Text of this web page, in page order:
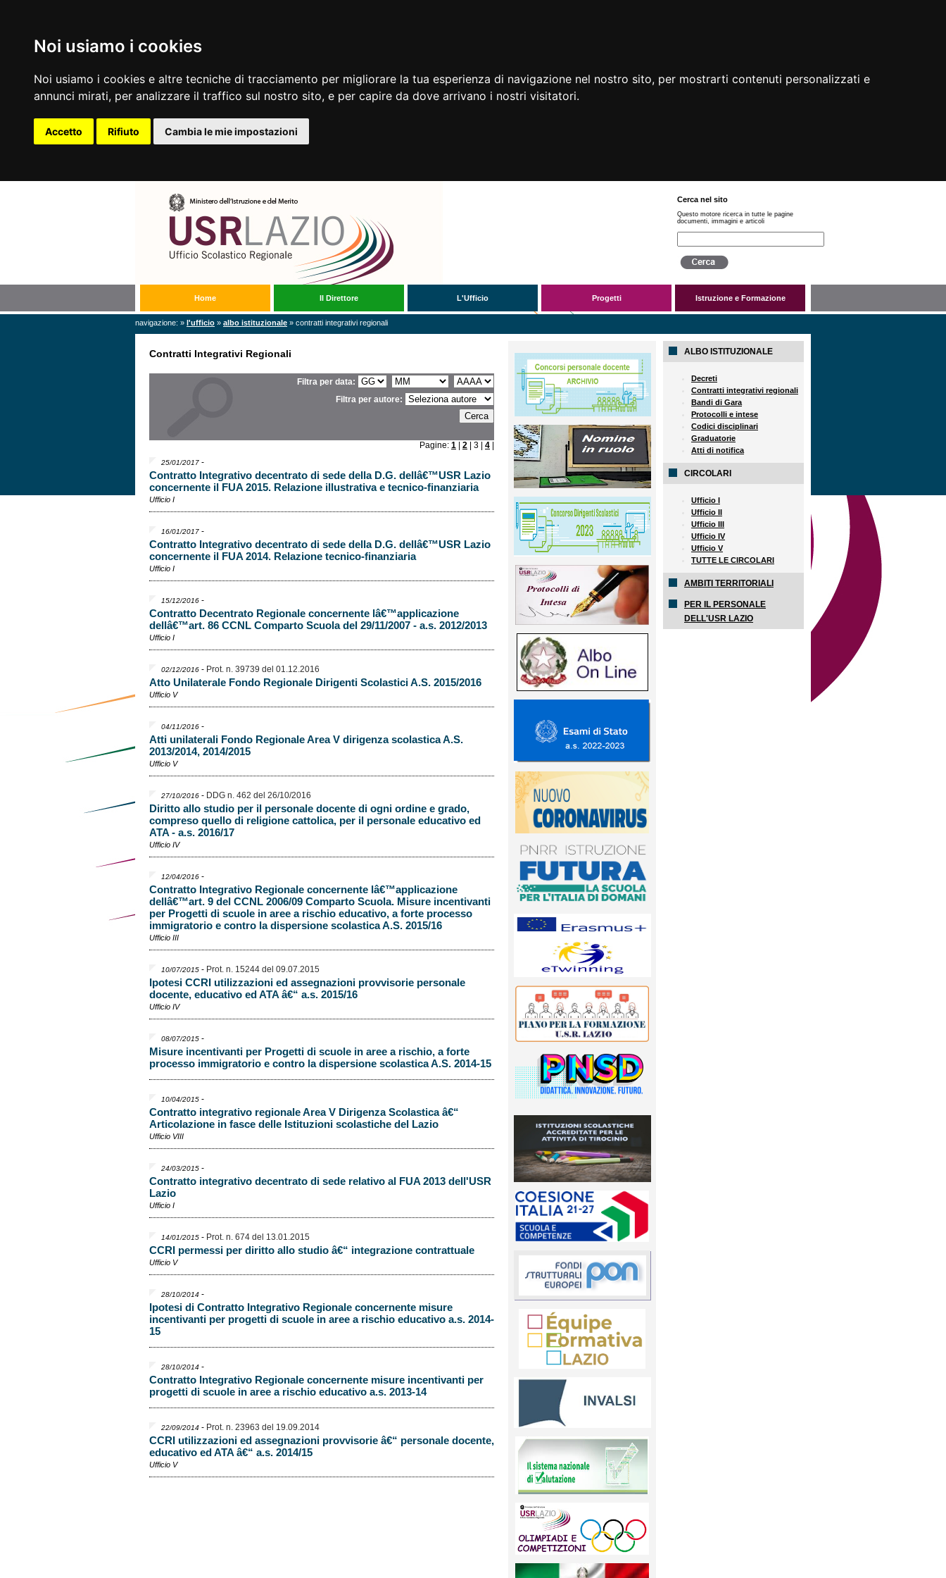
Noi usiamo i cookies
Noi usiamo i cookies e altre tecniche di tracciamento per migliorare la tua esperienza di navigazione nel nostro sito, per mostrarti contenuti personalizzati e
annunci mirati, per analizzare il traffico sul nostro sito, e per capire da dove arrivano i nostri visitatori.
Accetto Rifiuto Cambia le mie impostazioni
Cerca nel sito
Questo motore ricerca in tutte le pagine
documenti, immagini e articoli
Home Il Direttore L'Ufficio Progetti Istruzione e Formazione
navigazione: » l'ufficio » albo istituzionale » contratti integrativi regionali
Contratti Integrativi Regionali
Filtra per data:
Filtra per autore:
Pagine: 1 2 | 3 | 4
25/01/2017 -
Contratto Integrativo decentrato di sede della D.G. dellâ€™USR Lazio
concernente il FUA 2015. Relazione illustrativa e tecnico-finanziaria
Ufficio I
16/01/2017 -
Contratto Integrativo decentrato di sede della D.G. dellâ€™USR Lazio
concernente il FUA 2014. Relazione tecnico-finanziaria
Ufficio I
15/12/2016 -
Contratto Decentrato Regionale concernente lâ€™applicazione
dellâ€™art. 86 CCNL Comparto Scuola del 29/11/2007 - a.s. 2012/2013
Ufficio I
02/12/2016 - Prot. n. 39739 del 01.12.2016
Atto Unilaterale Fondo Regionale Dirigenti Scolastici A.S. 2015/2016
Ufficio V
04/11/2016 -
Atti unilaterali Fondo Regionale Area V dirigenza scolastica A.S.
2013/2014, 2014/2015
Ufficio V
27/10/2016 - DDG n. 462 del 26/10/2016
Diritto allo studio per il personale docente di ogni ordine e grado,
compreso quello di religione cattolica, per il personale educativo ed
ATA - a.s. 2016/17
Ufficio IV
12/04/2016 -
Contratto Integrativo Regionale concernente lâ€™applicazione
dellâ€™art. 9 del CCNL 2006/09 Comparto Scuola. Misure incentivanti
per Progetti di scuole in aree a rischio educativo, a forte processo
immigratorio e contro la dispersione scolastica A.S. 2015/16
Ufficio III
10/07/2015 - Prot. n. 15244 del 09.07.2015
Ipotesi CCRI utilizzazioni ed assegnazioni provvisorie personale
docente, educativo ed ATA â€“ a.s. 2015/16
Ufficio IV
08/07/2015 -
Misure incentivanti per Progetti di scuole in aree a rischio, a forte
processo immigratorio e contro la dispersione scolastica A.S. 2014-15
10/04/2015 -
Contratto integrativo regionale Area V Dirigenza Scolastica â€“
Articolazione in fasce delle Istituzioni scolastiche del Lazio
Ufficio VIII
24/03/2015 -
Contratto integrativo decentrato di sede relativo al FUA 2013 dell'USR
Lazio
Ufficio I
14/01/2015 - Prot. n. 674 del 13.01.2015
CCRI permessi per diritto allo studio â€“ integrazione contrattuale
Ufficio V
28/10/2014 -
Ipotesi di Contratto Integrativo Regionale concernente misure
incentivanti per progetti di scuole in aree a rischio educativo a.s. 2014-
15
28/10/2014 -
Contratto Integrativo Regionale concernente misure incentivanti per
progetti di scuole in aree a rischio educativo a.s. 2013-14
22/09/2014 - Prot. n. 23963 del 19.09.2014
CCRI utilizzazioni ed assegnazioni provvisorie â€“ personale docente,
educativo ed ATA â€“ a.s. 2014/15
Ufficio V
ALBO ISTITUZIONALE
Decreti
Contratti integrativi regionali
Bandi di Gara
Protocolli e intese
Codici disciplinari
Graduatorie
Atti di notifica
CIRCOLARI
Ufficio I
Ufficio II
Ufficio III
Ufficio IV
Ufficio V
TUTTE LE CIRCOLARI
AMBITI TERRITORIALI
PER IL PERSONALE
DELL'USR LAZIO